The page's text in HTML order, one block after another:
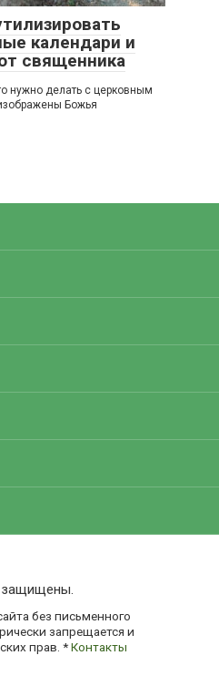
календари и
священника
нужно делать с церковным
Божья
защищены.
без письменного
запрещается и
прав. *Контакты